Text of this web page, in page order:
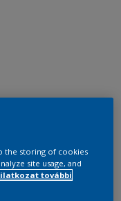
the storing of cookies
site usage, and
további